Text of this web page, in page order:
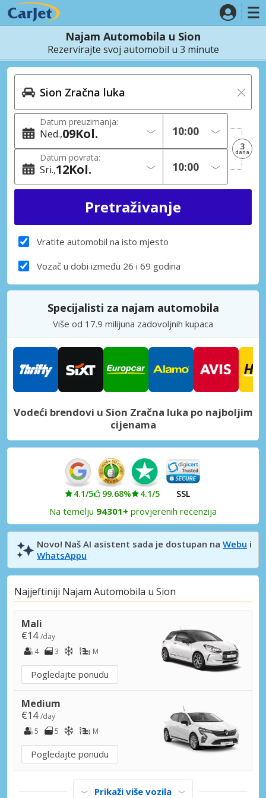
Najam Automobila u Sion
Rezervirajte svoj automobil u 3 minute
Datum preuzimanja:
Ned. 09Kol.
Datum povrata:
Sri. 12Kol.
3
dana
Vratite automobil na isto mjesto
Vozač u dobi između 26 i 69 godina
Specijalisti za najam automobila
Više od 17.9 milijuna zadovoljnih kupaca
Vodeći brendovi u Sion Zračna luka po najboljim
cijenama
4.1/5 99.68% 4.1/5 SSL
Na temelju 94301+ provjerenih recenzija
Novo! Naš AI asistent sada je dostupan na Webu i
WhatsAppu
Najjeftiniji Najam Automobila u Sion
Mali
€14/day
4
3 M
Pogledajte ponudu
Medium
€14/day
5
5 M
Pogledajte ponudu
Prikaži više vozila